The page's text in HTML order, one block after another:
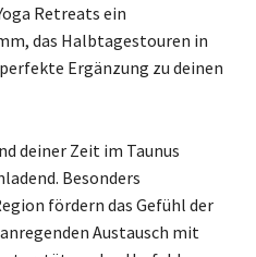
Retreats ein
das Halbtagestouren in
Ergänzung zu deinen
deiner Zeit im Taunus
Besonders
fördern das Gefühl der
Austausch mit